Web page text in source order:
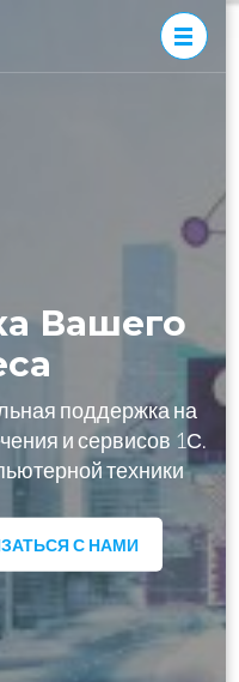
Вашего
поддержка на
и сервисов 1С.
техники
С НАМИ